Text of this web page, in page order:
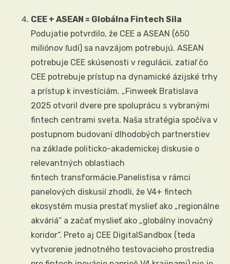
CEE + ASEAN = Globálna Fintech Sila
Podujatie potvrdilo, že CEE a ASEAN (650
miliónov ľudí) sa navzájom potrebujú. ASEAN
potrebuje CEE skúsenosti v regulácii, zatiaľ čo
CEE potrebuje prístup na dynamické ázijské trhy
a prístup k investíciám. „Finweek Bratislava
2025 otvoril dvere pre spoluprácu s vybranými
fintech centrami sveta. Naša stratégia spočíva v
postupnom budovaní dlhodobých partnerstiev
na základe politicko-akademickej diskusie o
relevantných oblastiach
fintech transformácie.Panelistisa v rámci
panelových diskusií zhodli, že V4+ fintech
ekosystém musia prestať myslieť ako „regionálne
akváriá“ a začať myslieť ako „globálny inovačný
koridor“. Preto aj CEE DigitalSandbox (teda
vytvorenie jednotného testovacieho prostredia